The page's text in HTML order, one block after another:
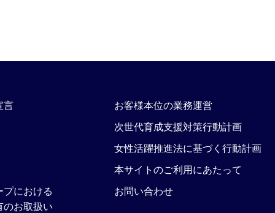
言
プにおける
のお取扱い
お客様本位の業務運営
次世代育成支援対策行動計画
女性活躍推進法に基づく行動計画
本サイトのご利用にあたって
お問い合わせ